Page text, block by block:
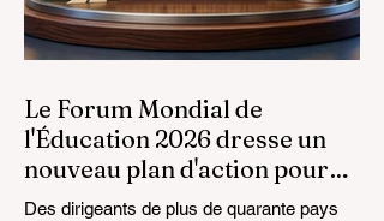
Le Forum Mondial de
l'Éducation 2026 dresse un
nouveau plan d'action pour
l'avenir de l'apprentissage
Des dirigeants de plus de quarante pays